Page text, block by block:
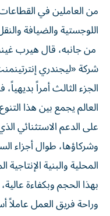
من العاملين في
اللوجستية والضيافة
من جانبه، قال هيرب
شركة «ليجندري
الجزء الثالث أمراً
العالم يجمع بين هذا
على الدعم الاستثنائي
وشركاؤها، طوال أجزاء
المحلية والبنية
بهذا الحجم وبكفاءة
وراحة فريق العمل عاملاً